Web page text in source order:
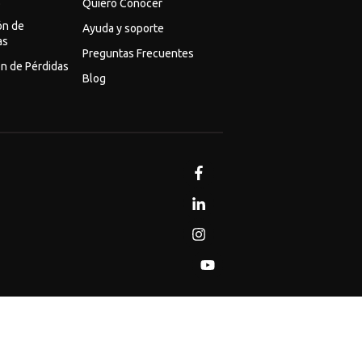
de
de Pérdidas
Quiero Conocer
Ayuda y soporte
Preguntas Frecuentes
Blog